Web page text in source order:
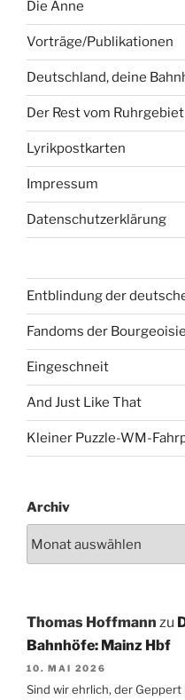
Die Anne
Vorträge/Publikationen
Deutschland, deine
Der Rest vom Ruhrgebiet
Lyrikpostkarten
Impressum
Datenschutzerklärung
Entblindung der
Fandoms der Bourgeoisie
Eingeschneit
And Just Like That
Kleiner Puzzle-WM-
Archiv
Thomas Hoffmann zu
Bahnhöfe: Mainz Hbf
10. MAI 2026
Sind wir ehrlich, der